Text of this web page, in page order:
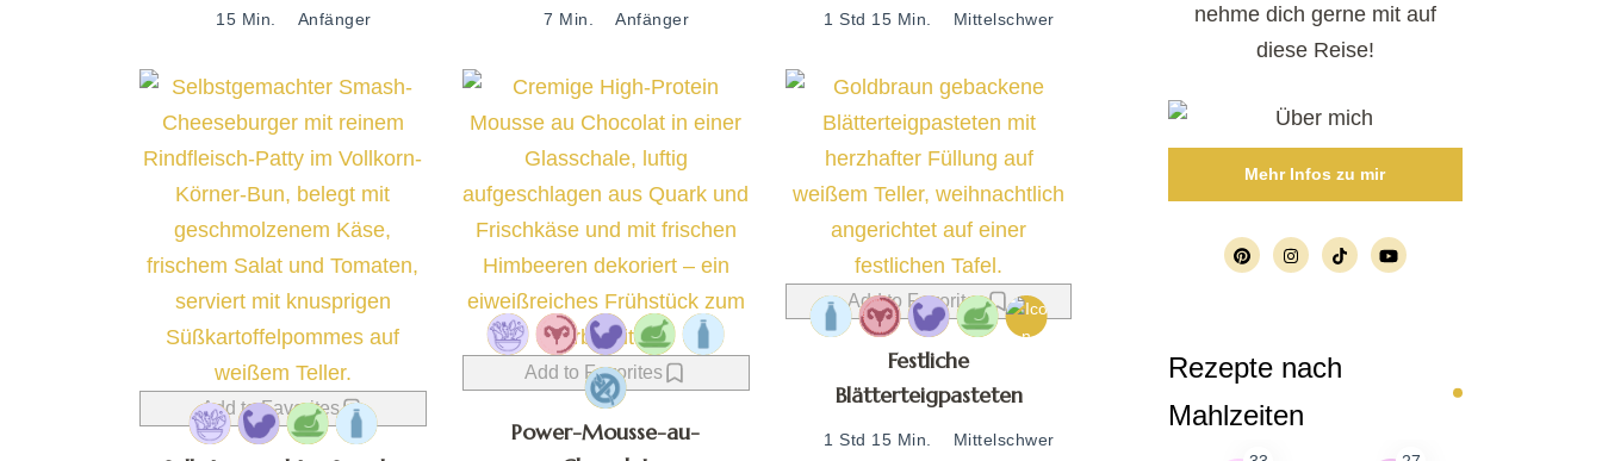
15 Min. Anfänger 7 Min. Anfänger 1 Std 15 Min. Mittelschwer
Add to Favorites
Add to Favorites
Power-Mousse-au-
Add to Favorites
Festliche
Blätterteigpasteten
1 Std 15 Min. Mittelschwer
nehme dich gerne mit auf
diese Reise!
Mehr Infos zu mir
Rezepte nach
Mahlzeiten